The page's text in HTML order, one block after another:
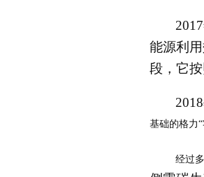
2017
能源利
段，它
2018
基础的格力
经过